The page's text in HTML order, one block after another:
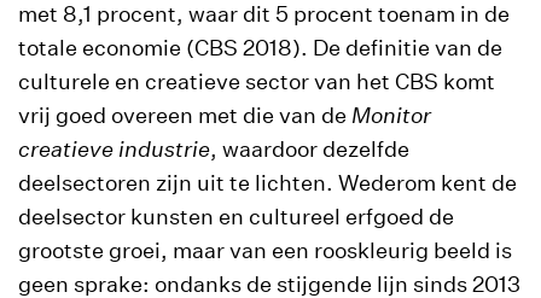
met 8,1 procent, waar dit 5 procent toenam in de
totale economie (CBS 2018). De definitie van de
culturele en creatieve sector van het CBS komt
vrij goed overeen met die van de Monitor
creatieve industrie, waardoor dezelfde
deelsectoren zijn uit te lichten. Wederom kent de
deelsector kunsten en cultureel erfgoed de
grootste groei, maar van een rooskleurig beeld is
geen sprake: ondanks de stijgende lijn sinds 2013